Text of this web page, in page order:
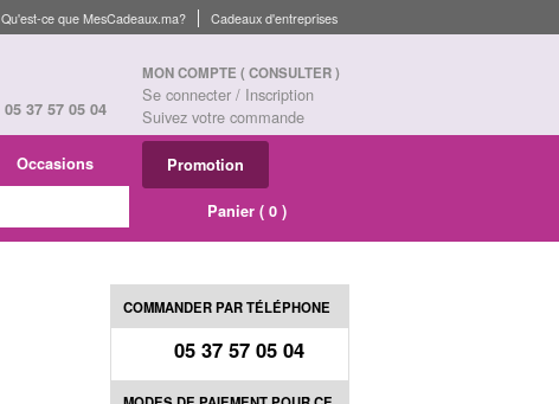
Cadeaux d'entreprises
Qu'est-ce que MesCadeaux.ma?
05 37 57 05 04
MON COMPTE ( CONSULTER )
Se connecter / Inscription
Suivez votre commande
Occasions Promotion
Panier ( 0 )
COMMANDER PAR TÉLÉPHONE
05 37 57 05 04